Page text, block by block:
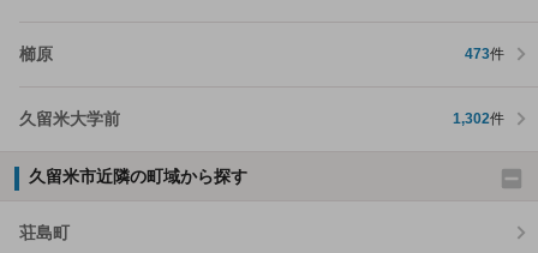
櫛原 473件
久留米大学前 1,302件
久留米市近隣の町域から探す
荘島町